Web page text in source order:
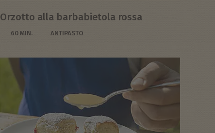
Orzotto alla barbabietola rossa
60 MIN. ANTIPASTO